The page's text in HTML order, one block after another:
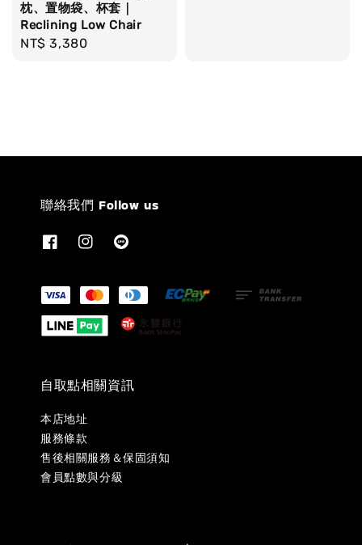
枕、置物袋、杯套｜
Reclining Low Chair
Regular
NT$ 3,380
聯絡我們 Follow us
自取點相關資訊
本店地址
服務條款
售後相關服務＆保固須知
會員點數與分級